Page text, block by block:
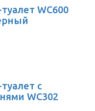
WC600
с
WC302